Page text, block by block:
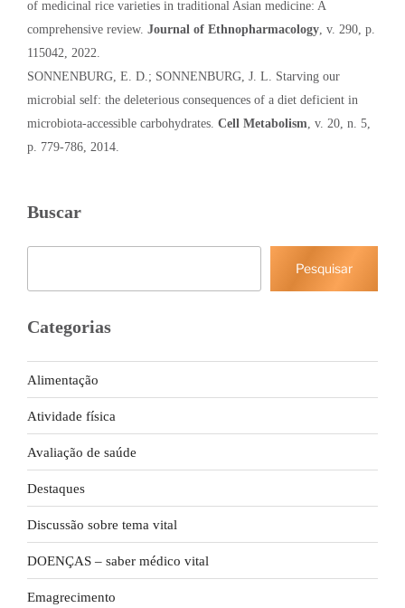
of medicinal rice varieties in traditional Asian medicine: A
comprehensive review. Journal of Ethnopharmacology , v. 290, p.
115042, 2022.
SONNENBURG, E. D.; SONNENBURG, J. L. Starving our
microbial self: the deleterious consequences of a diet deficient in
microbiota-accessible carbohydrates. Cell Metabolism , v. 20, n. 5,
p. 779-786, 2014.
Buscar
Pesquisar
Categorias
Alimentação
Atividade física
Avaliação de saúde
Destaques
Discussão sobre tema vital
DOENÇAS – saber médico vital
Emagrecimento